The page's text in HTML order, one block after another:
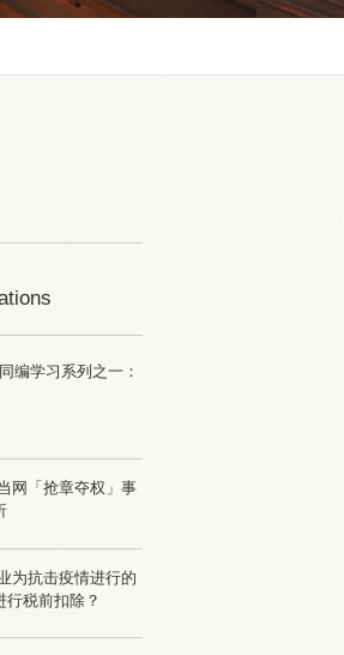
编学习系列之一：
网「抢章夺权」事
为抗击疫情进行的
行税前扣除？